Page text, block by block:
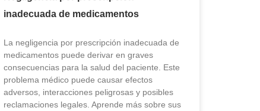
inadecuada de medicamentos
La negligencia por prescripción inadecuada de
medicamentos puede derivar en graves
consecuencias para la salud del paciente. Este
problema médico puede causar efectos
adversos, interacciones peligrosas y posibles
reclamaciones legales. Aprende más sobre sus